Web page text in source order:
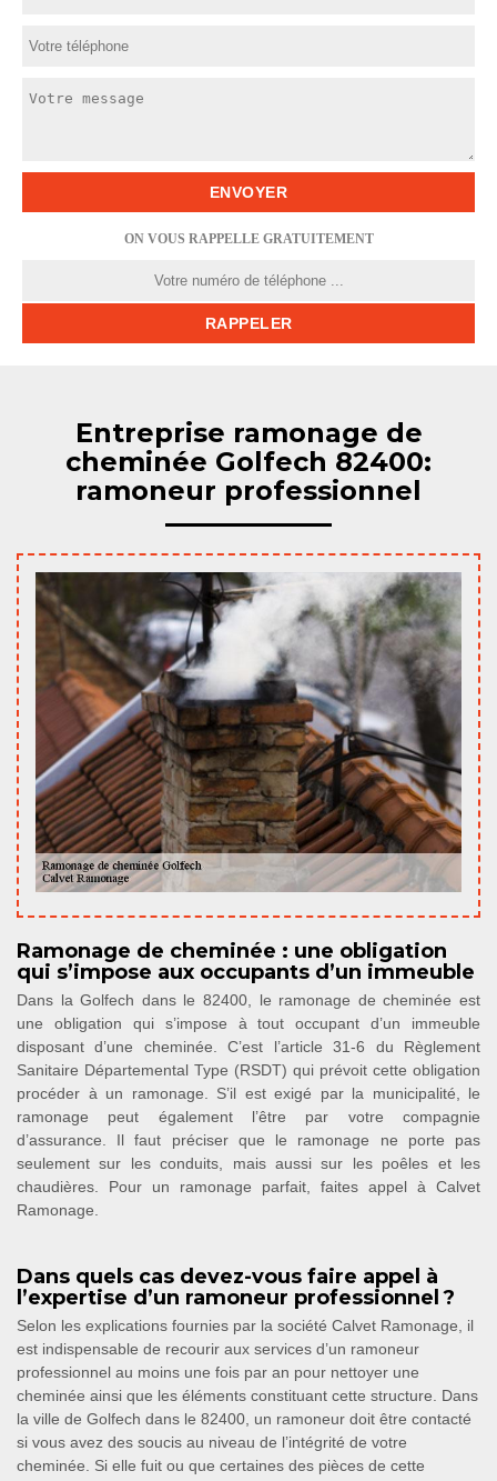
ON VOUS RAPPELLE GRATUITEMENT
Entreprise ramonage de
cheminée Golfech 82400:
ramoneur professionnel
Ramonage de cheminée : une obligation
qui s’impose aux occupants d’un immeuble
Dans la Golfech dans le 82400, le ramonage de cheminée est
une obligation qui s’impose à tout occupant d’un immeuble
disposant d’une cheminée. C’est l’article 31-6 du Règlement
Sanitaire Départemental Type (RSDT) qui prévoit cette obligation
procéder à un ramonage. S’il est exigé par la municipalité, le
ramonage peut également l’être par votre compagnie
d’assurance. Il faut préciser que le ramonage ne porte pas
seulement sur les conduits, mais aussi sur les poêles et les
chaudières. Pour un ramonage parfait, faites appel à Calvet
Ramonage.
Dans quels cas devez-vous faire appel à
l’expertise d’un ramoneur professionnel ?
Selon les explications fournies par la société Calvet Ramonage, il
est indispensable de recourir aux services d’un ramoneur
professionnel au moins une fois par an pour nettoyer une
cheminée ainsi que les éléments constituant cette structure. Dans
la ville de Golfech dans le 82400, un ramoneur doit être contacté
si vous avez des soucis au niveau de l’intégrité de votre
cheminée. Si elle fuit ou que certaines des pièces de cette